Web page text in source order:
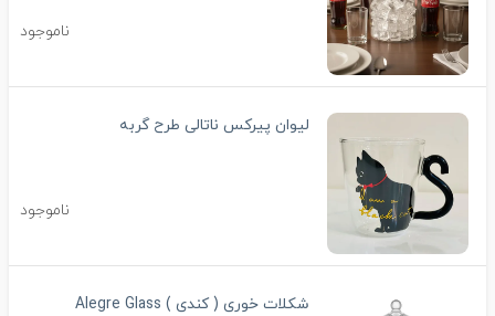
ناموجود
لیوان پیرکس ناتالی طرح گربه
ناموجود
شکلات خوری ( کندی ) Alegre Glass